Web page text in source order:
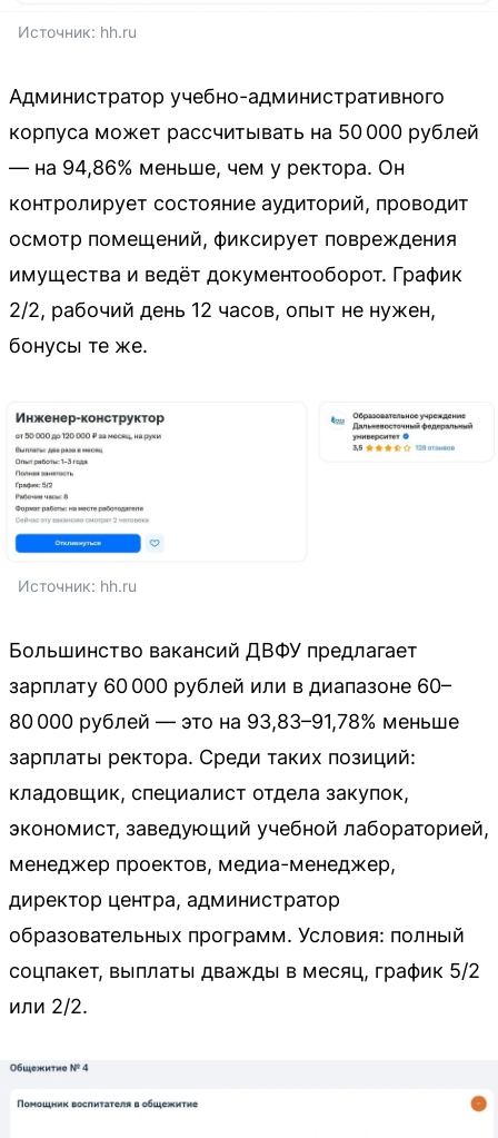
Источник: hh.ru
Администратор учебно-административного
корпуса может рассчитывать на 50 000 рублей
— на 94,86% меньше, чем у ректора. Он
контролирует состояние аудиторий, проводит
осмотр помещений, фиксирует повреждения
имущества и ведёт документооборот. График
2/2, рабочий день 12 часов, опыт не нужен,
бонусы те же.
Источник: hh.ru
Большинство вакансий ДВФУ предлагает
зарплату 60 000 рублей или в диапазоне 60–
80 000 рублей — это на 93,83–91,78% меньше
зарплаты ректора. Среди таких позиций:
кладовщик, специалист отдела закупок,
экономист, заведующий учебной лабораторией,
менеджер проектов, медиа-менеджер,
директор центра, администратор
образовательных программ. Условия: полный
соцпакет, выплаты дважды в месяц, график 5/2
или 2/2.